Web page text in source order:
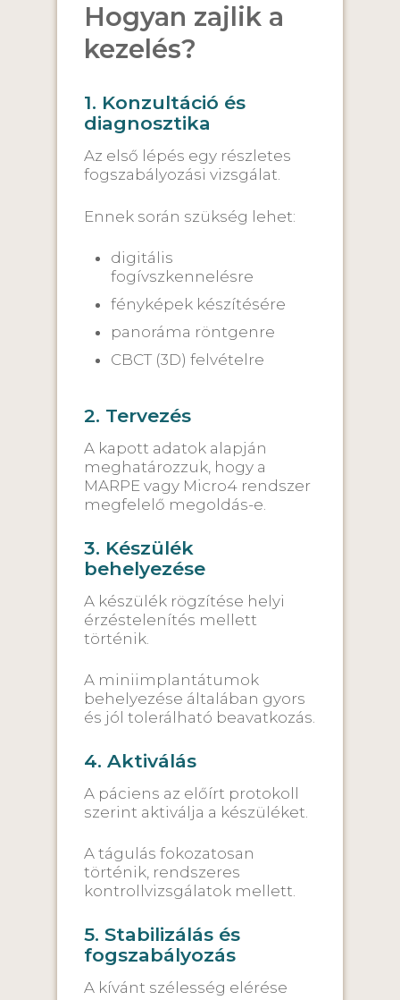
Hogyan zajlik a
kezelés?
1. Konzultáció és
diagnosztika
Az első lépés egy részletes
fogszabályozási vizsgálat.
Ennek során szükség lehet:
digitális
fogívszkennelésre
fényképek készítésére
panoráma röntgenre
CBCT (3D) felvételre
2. Tervezés
A kapott adatok alapján
meghatározzuk, hogy a
MARPE vagy Micro4 rendszer
megfelelő megoldás-e.
3. Készülék
behelyezése
A készülék rögzítése helyi
érzéstelenítés mellett
történik.
A miniimplantátumok
behelyezése általában gyors
és jól tolerálható beavatkozás.
4. Aktiválás
A páciens az előírt protokoll
szerint aktiválja a készüléket.
A tágulás fokozatosan
történik, rendszeres
kontrollvizsgálatok mellett.
5. Stabilizálás és
fogszabályozás
A kívánt szélesség elérése